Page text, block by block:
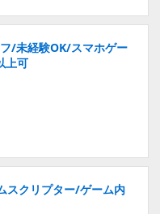
/未経験OK/スマホゲー
上可
スクリプター/ゲーム内